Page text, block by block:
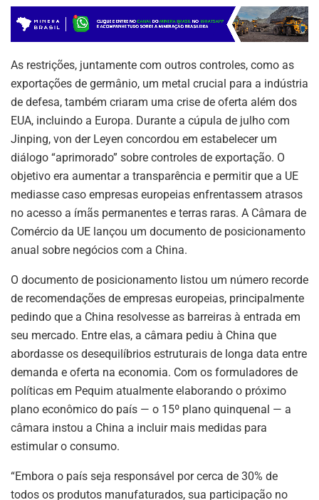
As restrições, juntamente com outros controles, como as
exportações de germânio, um metal crucial para a indústria
de defesa, também criaram uma crise de oferta além dos
EUA, incluindo a Europa. Durante a cúpula de julho com
Jinping, von der Leyen concordou em estabelecer um
diálogo “aprimorado” sobre controles de exportação. O
objetivo era aumentar a transparência e permitir que a UE
mediasse caso empresas europeias enfrentassem atrasos
no acesso a ímãs permanentes e terras raras. A Câmara de
Comércio da UE lançou um documento de posicionamento
anual sobre negócios com a China.
O documento de posicionamento listou um número recorde
de recomendações de empresas europeias, principalmente
pedindo que a China resolvesse as barreiras à entrada em
seu mercado. Entre elas, a câmara pediu à China que
abordasse os desequilíbrios estruturais de longa data entre
demanda e oferta na economia. Com os formuladores de
políticas em Pequim atualmente elaborando o próximo
plano econômico do país — o 15º plano quinquenal — a
câmara instou a China a incluir mais medidas para
estimular o consumo.
“Embora o país seja responsável por cerca de 30% de
todos os produtos manufaturados, sua participação no
ASSINE NOSSA
NEWSLETTER
notíciase inovações do setor mineral
brasileiro.